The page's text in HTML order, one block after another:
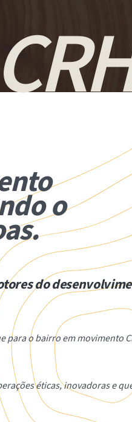
o
do
o bairro em movimento
éticas, inovadoras e